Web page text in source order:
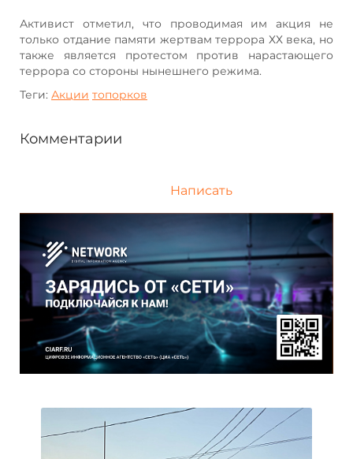
Активист отметил, что проводимая им акция не
только отдание памяти жертвам террора ХХ века, но
также является протестом против нарастающего
террора со стороны нынешнего режима.
Теги: Акции топорков
Комментарии
Написать